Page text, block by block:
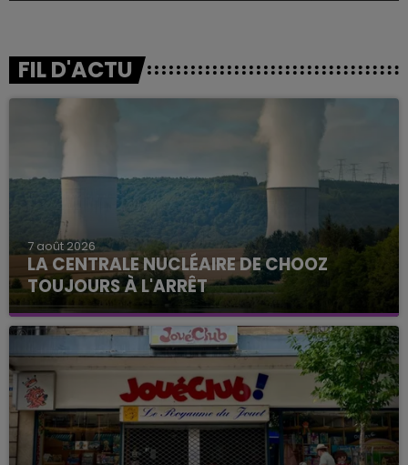
FIL D'ACTU
7 août 2026
LA CENTRALE NUCLÉAIRE DE CHOOZ
TOUJOURS À L'ARRÊT
Cela fait déjà une semaine que la centrale
nucléaire ardennaise est à l'arrêt. Une situation
justifiée par la sécheresse intense qui est toujours
présente.